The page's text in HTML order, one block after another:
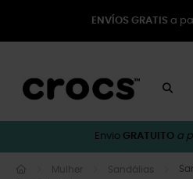
ENVÍOS GRATIS a
Envio GRATUITO a
Mulher Sandálias